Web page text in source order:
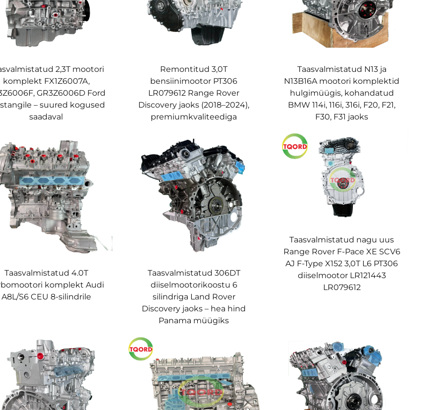
2,3T mootori
komplekt FX1Z6007A,
GR3Z6006D Ford
– suured kogused
saadaval
Remontitud 3,0T
bensiinimootor PT306
LR079612 Range Rover
Discovery jaoks (2018–2024),
premiumkvaliteediga
Taasvalmistatud N13 ja
N13B16A mootori komplektid
hulgimüügis, kohandatud
BMW 114i, 116i, 316i, F20, F21,
F30, F31 jaoks
Taasvalmistatud 4.0T
komplekt Audi
A8L/S6 CEU 8-silindrile
Taasvalmistatud 306DT
diiselmootorikoostu 6
silindriga Land Rover
Discovery jaoks – hea hind
Panama müügiks
Taasvalmistatud nagu uus
Range Rover F-Pace XE SCV6
AJ F-Type X152 3,0T L6 PT306
diiselmootor LR121443
LR079612